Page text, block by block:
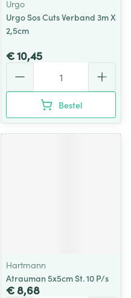
Urgo
Urgo Sos Cuts Verband 3m X
2,5cm
€ 10,45
Bestel
Hartmann
Atrauman 5x5cm St. 10 P/s
€ 8,68